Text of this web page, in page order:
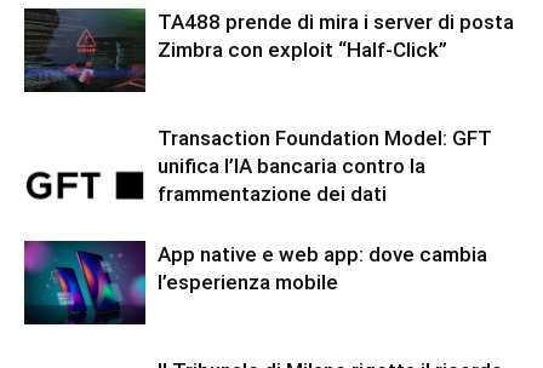
TA488 prende di mira i server di posta
Zimbra con exploit “Half-Click”
Transaction Foundation Model: GFT
unifica l’IA bancaria contro la
frammentazione dei dati
App native e web app: dove cambia
l’esperienza mobile